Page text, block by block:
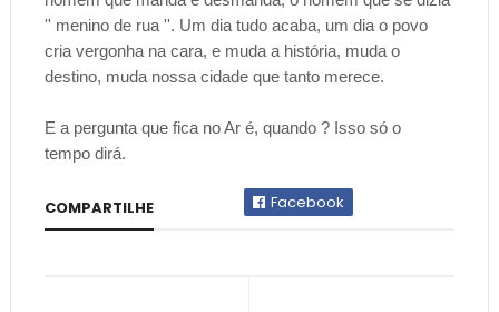
'' menino de rua ''. Um dia tudo acaba, um dia o povo
cria vergonha na cara, e muda a história, muda o
destino, muda nossa cidade que tanto merece.
E a pergunta que fica no Ar é, quando ? Isso só o
tempo dirá.
COMPARTILHE Facebook